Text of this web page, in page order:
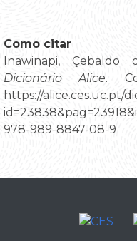
Como citar
Inawinapi, Çebaldo
Dicionário Alice.
https://alice.ces.uc.pt/
978-989-8847-08-9